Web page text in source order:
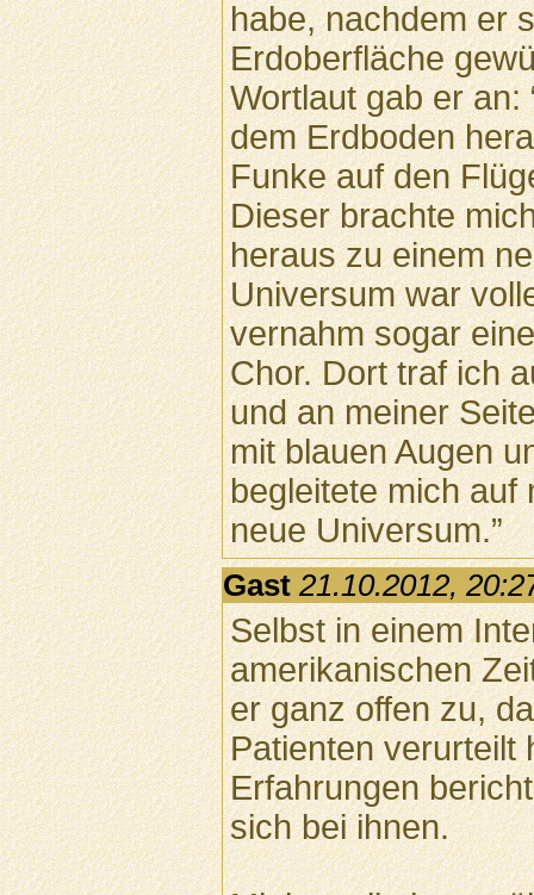
habe, nachdem er
Erdoberfläche
Wortlaut gab er an:
dem Erdboden
Funke auf den
Dieser brachte
heraus zu einem
Universum war
vernahm sogar
Chor. Dort traf ich
und an meiner
mit blauen Augen
begleitete mich auf
neue Universum.”
Gast 21.10.2012,
Selbst in einem
amerikanischen
er ganz offen zu,
Patienten verurteilt
Erfahrungen
sich bei ihnen.